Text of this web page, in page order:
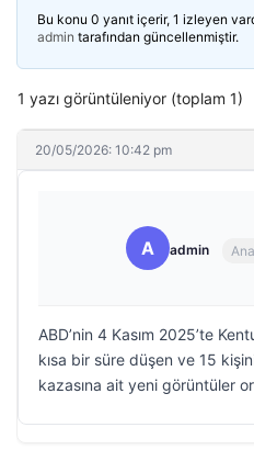
Bu konu 0 yanıt içerir, 1 izleyen
admin tarafından güncellenmiştir.
1 yazı görüntüleniyor (toplam 1)
20/05/2026: 10:42 pm
A admin
ABD’nin 4 Kasım 2025’te
kısa bir süre düşen ve 15
kazasına ait yeni görüntüler